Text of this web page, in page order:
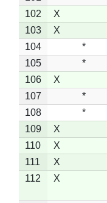
102
X
103
X
104
*
105
*
106
X
107
*
108
*
109
X
110
X
111
X
112
X